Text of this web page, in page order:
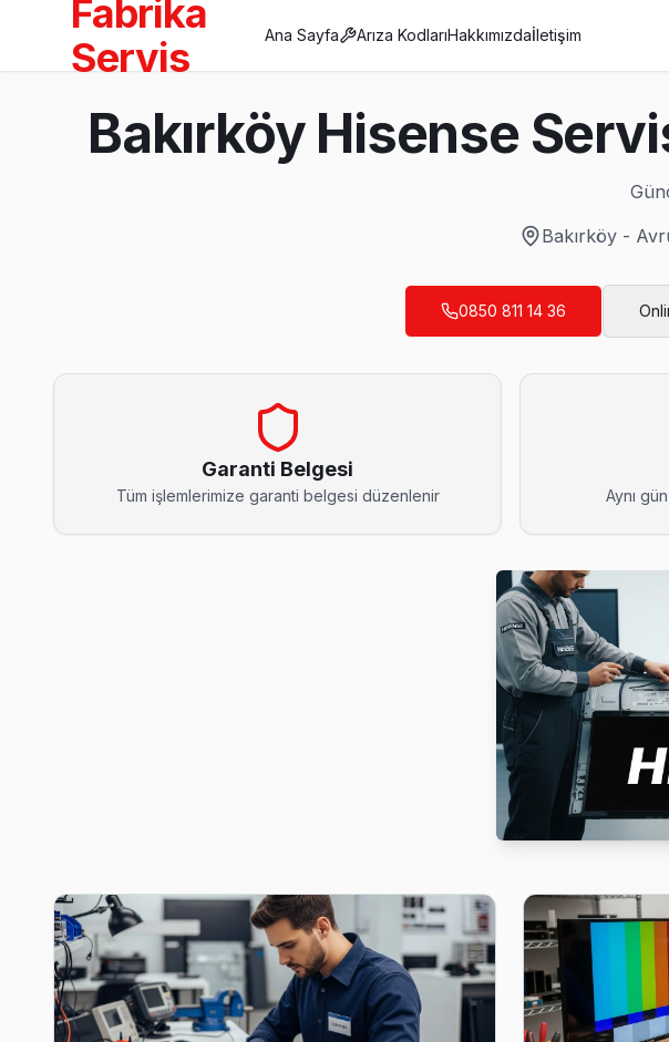
Bakırköy
Hisense
Bakırköy'da Mahalle Mahalle Hisense TV Servis
Ataköy 1. Kısım'de Hisense TV ekranında çizgi, donma ya da ses sorunları için
Ataköy 2-5-6. Kısım Hisense Servis
Bakırköy'da Ataköy 2-5-6. Kısım bölgesi dahil tüm hizmet alanımızda Hisense TV
Ataköy 3-4-11. Kısım'de Hisense TV ekran değişimi gerekebilir mi? Bakırköy
Ataköy 7-8-9-10. Kısım semtindeki Hisense TV sorunları için kapıya kadar servis.
Bakırköy Hisense Servis →
Cevizlik Hisense Servis
Cevizlik'den gelen Hisense TV arızaları arasında en sık güç kartı ve anakart
Hisense Servis Merkezi →
Fabrika
Servis
Ana Sayfa Arıza KodlarıHakkımızdaİletişim
Bakırköy Hisense
Bakırköy-
0850 811 14 36
Garanti Belgesi
Tüm işlemlerimize garanti belgesi düzenlenir Aynı